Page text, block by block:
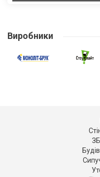
Виробники